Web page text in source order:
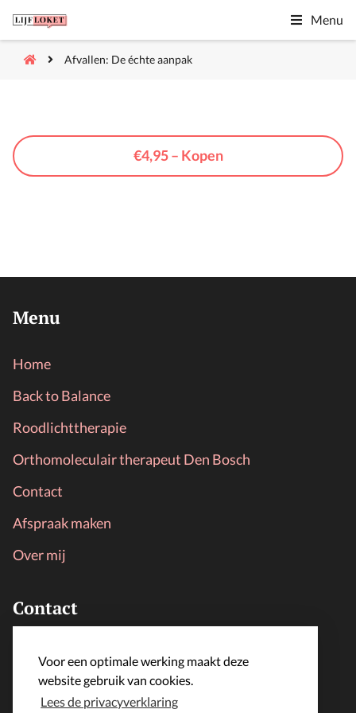
Voor een optimale werking maakt deze
website gebruik van cookies.
Lees de privacyverklaring
Menu
Afvallen: De échte aanpak
€4,95 – Kopen
Menu
Home
Back to Balance
Roodlichttherapie
Orthomoleculair therapeut Den Bosch
Contact
Afspraak maken
Over mij
Contact
LijfLoket
info@lijfloket.nl